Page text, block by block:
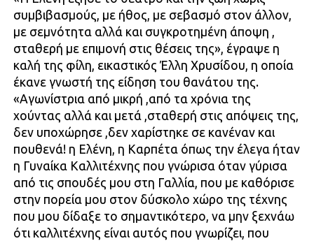
συμβιβασμούς, με ήθος, με σεβασμό στον άλλον,
με σεμνότητα αλλά και συγκροτημένη άποψη ,
σταθερή με επιμονή στις θέσεις της», έγραψε η
καλή της φίλη, εικαστικός Έλλη Χρυσίδου, η οποία
έκανε γνωστή της είδηση του θανάτου της.
«Αγωνίστρια από μικρή ,από τα χρόνια της
χούντας αλλά και μετά ,σταθερή στις απόψεις της,
δεν υποχώρησε ,δεν χαρίστηκε σε κανέναν και
πουθενά! η Ελένη, η Καρπέτα όπως την έλεγα ήταν
η Γυναίκα Καλλιτέχνης που γνώρισα όταν γύρισα
από τις σπουδές μου στη Γαλλία, που με καθόρισε
στην πορεία μου στον δύσκολο χώρο της τέχνης
που μου δίδαξε το σημαντικότερο, να μην ξεχνάω
ότι καλλιτέχνης είναι αυτός που γνωρίζει, που